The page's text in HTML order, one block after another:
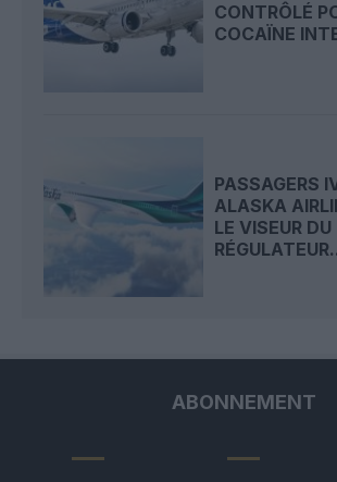
CONTRÔLÉ
COCAÏNE
PASSAGERS
ALASKA
LE VISEUR DU
ABONNEMENT